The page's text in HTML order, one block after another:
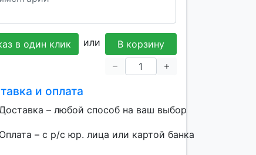
в один клик или В корзину
и оплата
– любой способ на ваш выбор
Оплата – с р/с юр. лица или картой банка